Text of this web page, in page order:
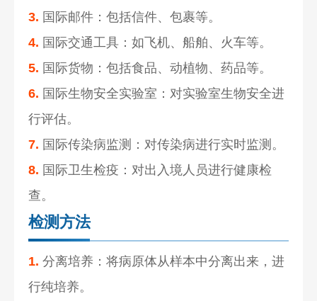
3. 国际邮件：包括信件、包裹等。
4. 国际交通工具：如飞机、船舶、火车等。
5. 国际货物：包括食品、动植物、药品等。
6. 国际生物安全实验室：对实验室生物安全进
行评估。
7. 国际传染病监测：对传染病进行实时监测。
8. 国际卫生检疫：对出入境人员进行健康检
查。
检测方法
1. 分离培养：将病原体从样本中分离出来，进
行纯培养。